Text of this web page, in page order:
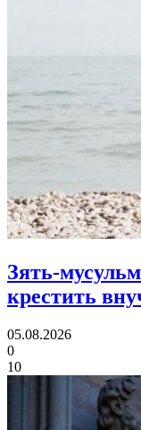
Зять-
крестить
05.08.2026
0
10